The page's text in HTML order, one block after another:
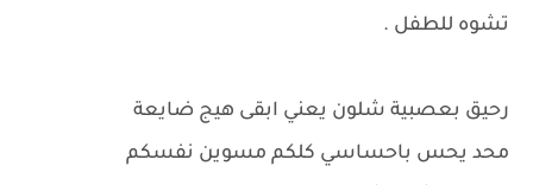
تشوه للطفل .
رحيق بعصبية شلون يعني ابقى هيج ضايعة
محد يحس باحساسي كلكم مسوين نفسكم